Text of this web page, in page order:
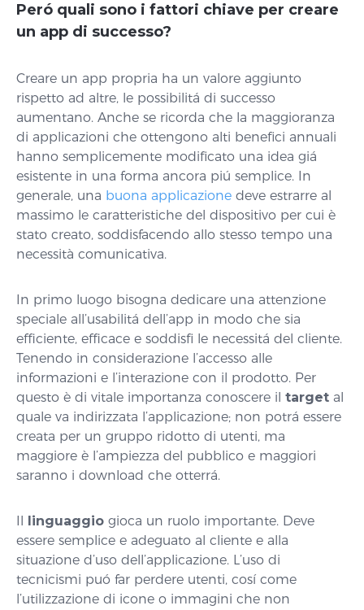
Peró quali sono i fattori chiave per creare
un app di successo?
Creare un app propria ha un valore aggiunto
rispetto ad altre, le possibilitá di successo
aumentano. Anche se ricorda che la maggioranza
di applicazioni che ottengono alti benefici annuali
hanno semplicemente modificato una idea giá
esistente in una forma ancora piú semplice. In
generale, una buona applicazione deve estrarre al
massimo le caratteristiche del dispositivo per cui è
stato creato, soddisfacendo allo stesso tempo una
necessità comunicativa.
In primo luogo bisogna dedicare una attenzione
speciale all’usabilitá dell’app in modo che sia
efficiente, efficace e soddisfi le necessitá del cliente.
Tenendo in considerazione l’accesso alle
informazioni e l’interazione con il prodotto. Per
questo è di vitale importanza conoscere il target al
quale va indirizzata l’applicazione; non potrá essere
creata per un gruppo ridotto di utenti, ma
maggiore è l’ampiezza del pubblico e maggiori
saranno i download che otterrá.
Il linguaggio gioca un ruolo importante. Deve
essere semplice e adeguato al cliente e alla
situazione d’uso dell’applicazione. L’uso di
tecnicismi puó far perdere utenti, cosí come
l’utilizzazione di icone o immagini che non